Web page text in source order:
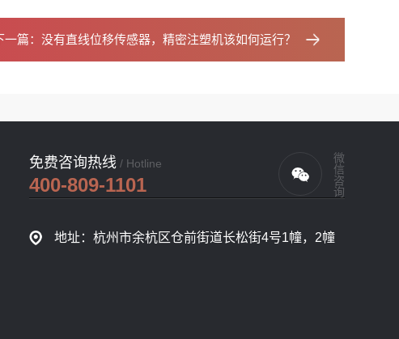
一篇： 没有直线位移传感器，精密注塑机该如何运行？
免费咨询热线 / Hotline
400-809-1101 微信咨询
地址：杭州市余杭区仓前街道长松街4号1幢，2幢